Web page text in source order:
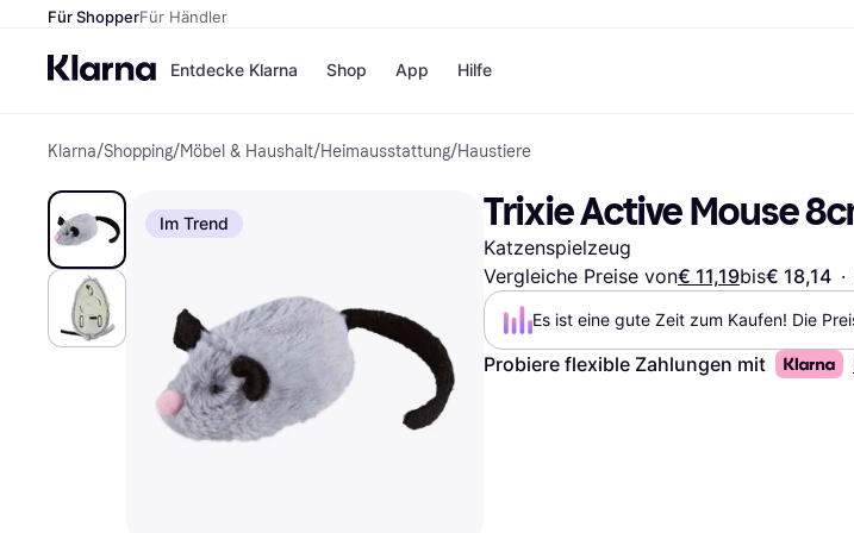
Für ShopperFür Händler
Entdecke Klarna
Zahlungsmethoden
Bezahle in 3 Teilzahlungen
Bezahle in bis zu 30 Tagen
Shops entdecken
Mitgliedschaft
Klarna
Shop
Shops
H&M
Temu
Kaufland.at
Samsung
Alle Shops
Schönheit & Gesundheit
Bekleidung & Accessoires
Spielzeug & Hobbys
Möbel & Haushalt
TV & Audio
Sport & Freizeit
Computer
Renovierung & Bau
App Hilfe
Klarna/Shopping/Möbel & Haushalt/Heimausstattung/Haustiere
Im Trend Trixie Active Mouse
Katzenspielzeug
Vergleiche Preise von€ 11,19bis€ 18,14 ·
Es ist eine gute Zeit zum Kaufen! Die
Probiere flexible Zahlungen mit